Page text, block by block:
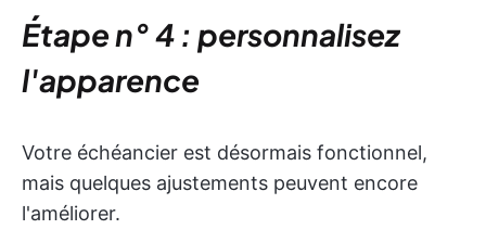
Étape n° 4 : personnalisez
l'apparence
Votre échéancier est désormais fonctionnel,
mais quelques ajustements peuvent encore
l'améliorer.